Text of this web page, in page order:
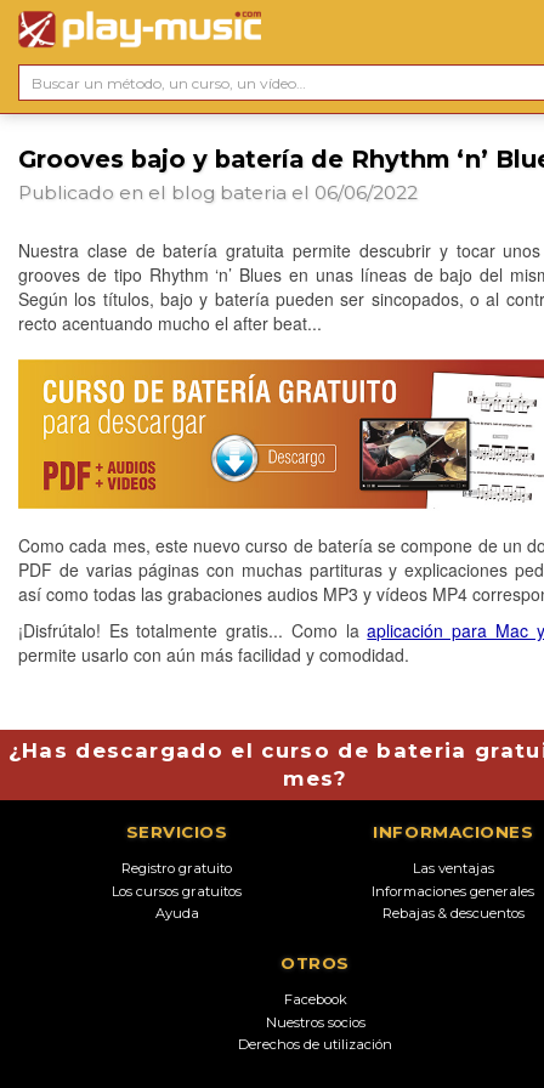
Grooves bajo y batería de Rhythm ‘n’
Publicado en el blog bateria el 06/06/2022
Nuestra clase de batería gratuita permite descubrir y tocar
grooves de tipo Rhythm ‘n’ Blues en unas líneas de bajo del
Según los títulos, bajo y batería pueden ser sincopados, o al
recto acentuando mucho el after beat...
Como cada mes, este nuevo curso de batería se compone de un
PDF de varias páginas con muchas partituras y explicaciones
así como todas las grabaciones audios MP3 y vídeos MP4
¡Disfrútalo! Es totalmente gratis... Como laaplicación para Mac
permite usarlo con aún más facilidad y comodidad.
¿Has descargado el curso de bateria
mes?
SERVICIOS
Registro gratuito
Los cursos gratuitos
Ayuda
INFORMACIONES
Las ventajas
Informaciones generales
Rebajas & descuentos
OTROS
Facebook
Nuestros socios
Derechos de utilización